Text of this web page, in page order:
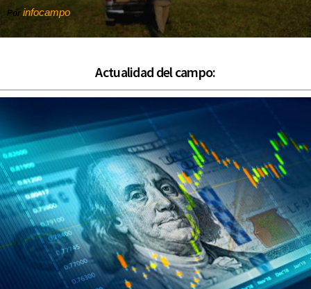
Por infocampo
Actualidad del campo: